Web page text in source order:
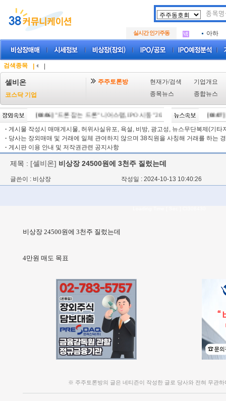
실시간 인기주동
아크로
.
삼성메
아하
.
삼성메
검색종목
셀비온
코스닥 기업
주주토론방 현재가/검색
기업개요
종목뉴스
종합뉴스
[08/06]"드론 잡는 드론" 니어스랩, IPO 시동 "2029년 방공망 체계 편입"
[08/07]"
· 게시물 작성시 매매게시물, 허위사실유포, 욕설, 비방, 광고성, 뉴스무단복제(기타
· 당사는 장외매매 및 거래에 일체 관여하지 않으며 38직원을 사칭해 거래를 하는
· 게시판 이용 안내 및 저작권관련 공지사항
제목 : [셀비온] 비상장 24500원에 3천주 질렀는데
글쓴이 : 비상장 작성일 : 2024-10-13 10:40:26
비상장 24500원에 3천주 질렀는데
4만원 매도 목표
※ 주주토론방의 글은 네티즌이 작성한 글로 당사와 전혀 무관